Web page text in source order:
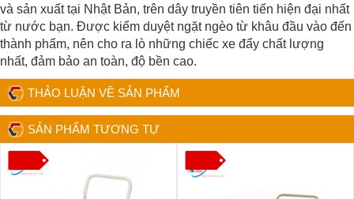
và sản xuất tại Nhật Bản, trên dây truyền tiên tiến hiện đại nhất
từ nước bạn. Được kiểm duyệt ngặt ngèo từ khâu đầu vào đến
thành phẩm, nên cho ra lò những chiếc xe đẩy chất lượng
nhất, đảm bảo an toàn, độ bền cao.
THẢO LUẬN VỀ SẢN PHẨM
SẢN PHẨM TƯƠNG TỰ